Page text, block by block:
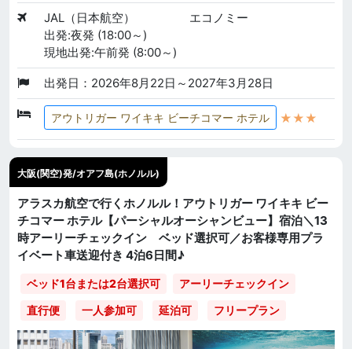
JAL（日本航空）
エコノミー
出発:夜発 (18:00～)
現地出発:午前発 (8:00～)
出発日：2026年8月22日～2027年3月28日
アウトリガー ワイキキ ビーチコマー ホテル ★★★
大阪(関空)発/オアフ島(ホノルル)
アラスカ航空で行くホノルル！アウトリガー ワイキキ ビー
チコマー ホテル【パーシャルオーシャンビュー】宿泊＼13
時アーリーチェックイン ベッド選択可／お客様専用プラ
イベート車送迎付き 4泊6日間♪
ベッド1台または2台選択可
アーリーチェックイン
直行便
一人参加可 延泊可 フリープラン